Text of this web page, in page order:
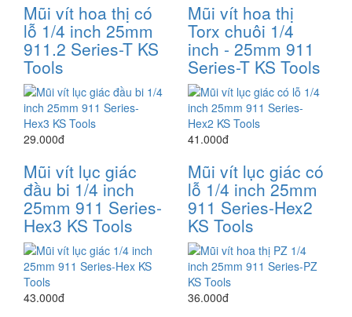
Mũi vít hoa thị có
lỗ 1/4 inch 25mm
911.2 Series-T KS
Tools
Mũi vít hoa thị
Torx chuôi 1/4
inch - 25mm 911
Series-T KS Tools
29.000đ
Mũi vít lục giác
đầu bi 1/4 inch
25mm 911 Series-
Hex3 KS Tools
41.000đ
Mũi vít lục giác có
lỗ 1/4 inch 25mm
911 Series-Hex2
KS Tools
43.000đ 36.000đ